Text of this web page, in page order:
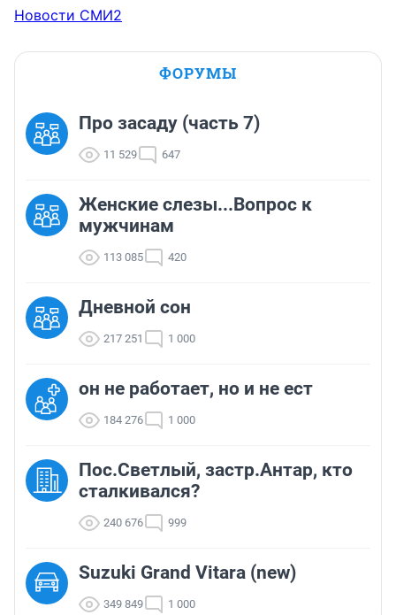
Новости СМИ2
ФОРУМЫ
Про засаду (часть 7)
11 529 647
Женские слезы...Вопрос к
мужчинам
113 085 420
Дневной сон
217 251 1 000
он не работает, но и не ест
184 276 1 000
Пос.Светлый, застр.Антар, кто
сталкивался?
240 676 999
Suzuki Grand Vitara (new)
349 849 1 000